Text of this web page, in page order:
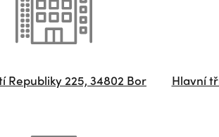
Republiky 225, 34802 Bor Hlavní